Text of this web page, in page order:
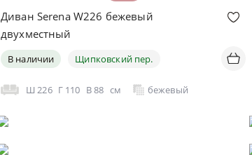
Диван Serena W226 бежевый
двухместный
В наличии Щипковский пер.
Ш 226 Г 110 В88 см бежевый